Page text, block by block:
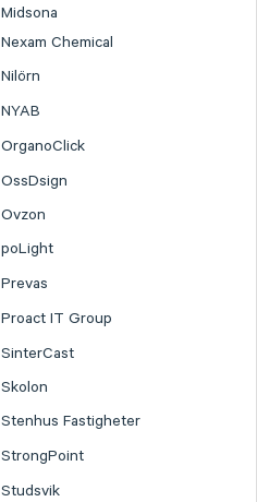
Midsona
Nexam Chemical
Nilörn
NYAB
OrganoClick
OssDsign
Ovzon
poLight
Prevas
Proact IT Group
SinterCast
Skolon
Stenhus Fastigheter
StrongPoint
Studsvik